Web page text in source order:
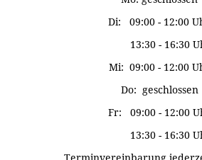
Di: 09:00 - 12:00
13:30 - 16:30
Mi: 09:00 - 12:00
Do: geschlossen
Fr: 09:00 - 12:00
13:30 - 16:30